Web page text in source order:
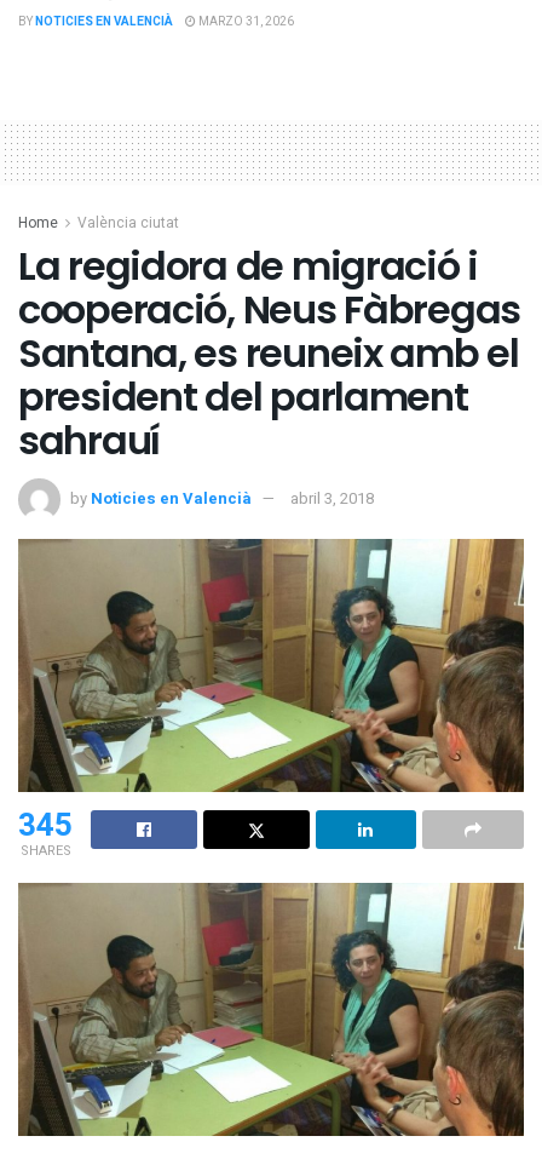
BYNOTICIES EN VALENCIÀ MARZO 31, 2026
Home València ciutat
La regidora de migració i
cooperació, Neus Fàbregas
Santana, es reuneix amb el
president del parlament
sahrauí
by Noticies en Valencià abril 3, 2018
345
SHARES